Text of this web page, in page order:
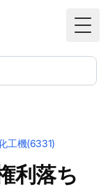
工機(6331)
利落ち